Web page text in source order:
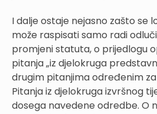
I dalje ostaje nejasno zašto se
može raspisati samo radi
promjeni statuta, o prijedlogu
pitanja „iz djelokruga
drugim pitanjima određenim
Pitanja iz djelokruga izvršnog
dosega navedene odredbe. O